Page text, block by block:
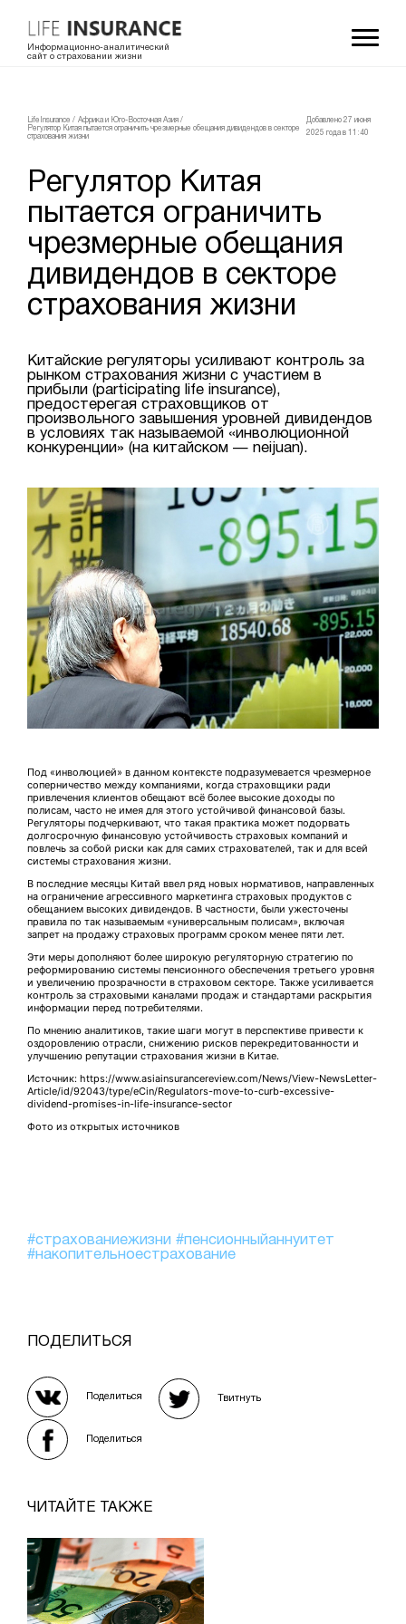
Информационно-аналитический
сайт о страховании жизни
LifeInsurance / Африка и Юго-Восточная Азия /
Регулятор Китая пытается ограничить чрезмерные обещания дивидендов в секторе
страхования жизни
Добавлено 27 июня
2025 года в 11:40
Регулятор Китая
пытается ограничить
чрезмерные обещания
дивидендов в секторе
страхования жизни
Китайские регуляторы усиливают контроль за
рынком страхования жизни с участием в
прибыли (participating life insurance),
предостерегая страховщиков от
произвольного завышения уровней дивидендов
в условиях так называемой «инволюционной
конкуренции» (на китайском — neijuan).
Под «инволюцией» в данном контексте подразумевается чрезмерное
соперничество между компаниями, когда страховщики ради
привлечения клиентов обещают всё более высокие доходы по
полисам, часто не имея для этого устойчивой финансовой базы.
Регуляторы подчеркивают, что такая практика может подорвать
долгосрочную финансовую устойчивость страховых компаний и
повлечь за собой риски как для самих страхователей, так и для всей
системы страхования жизни.
В последние месяцы Китай ввел ряд новых нормативов, направленных
на ограничение агрессивного маркетинга страховых продуктов с
обещанием высоких дивидендов. В частности, были ужесточены
правила по так называемым «универсальным полисам», включая
запрет на продажу страховых программ сроком менее пяти лет.
Эти меры дополняют более широкую регуляторную стратегию по
реформированию системы пенсионного обеспечения третьего уровня
и увеличению прозрачности в страховом секторе. Также усиливается
контроль за страховыми каналами продаж и стандартами раскрытия
информации перед потребителями.
По мнению аналитиков, такие шаги могут в перспективе привести к
оздоровлению отрасли, снижению рисков перекредитованности и
улучшению репутации страхования жизни в Китае.
Источник: https://www.asiainsurancereview.com/News/View-NewsLetter-
Article/id/92043/type/eCin/Regulators-move-to-curb-excessive-
dividend-promises-in-life-insurance-sector
Фото из открытых источников
#страхованиежизни #пенсионныйаннуитет
#накопительноестрахование
ПОДЕЛИТЬСЯ
Поделиться Твитнуть
Поделиться
ЧИТАЙТЕ ТАКЖЕ